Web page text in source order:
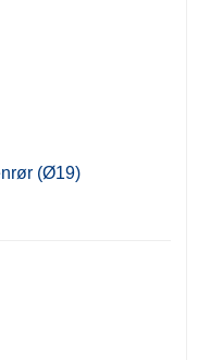
(Ø19)